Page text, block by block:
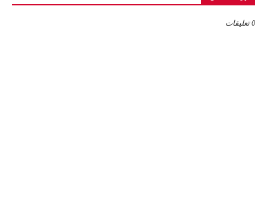
0 تعليقات